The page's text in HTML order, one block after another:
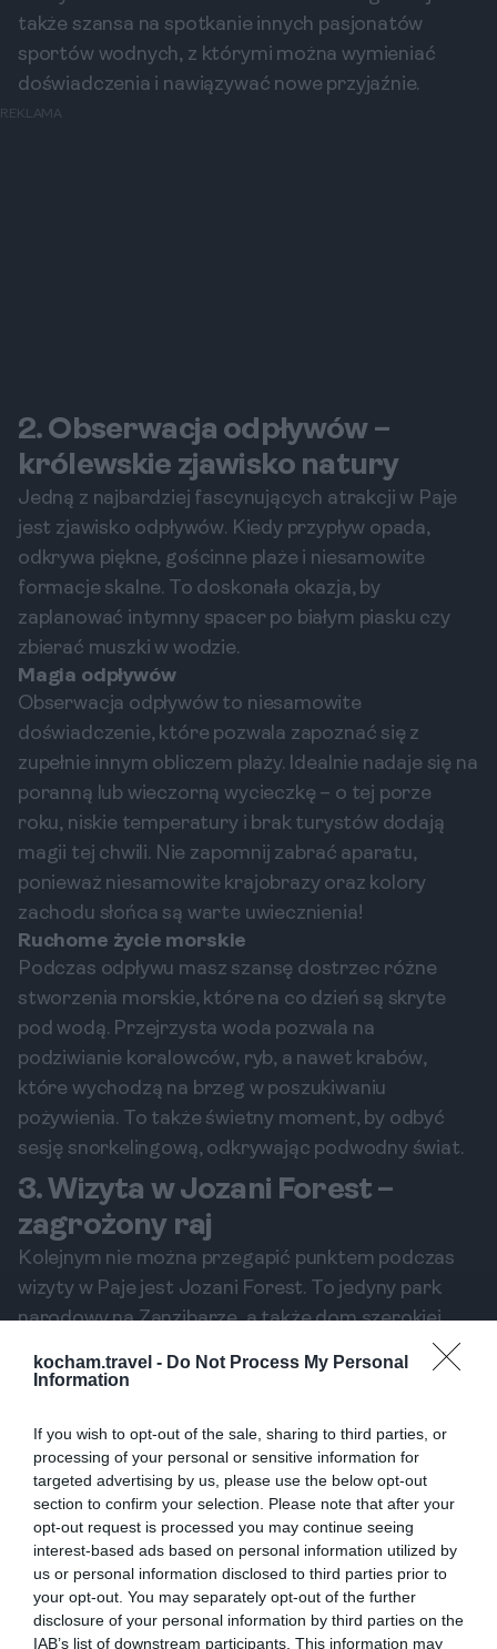
kocham.travel - Do Not Process My Personal
Information
If you wish to opt-out of the sale, sharing to third parties, or
processing of your personal or sensitive information for
targeted advertising by us, please use the below opt-out
section to confirm your selection. Please note that after your
opt-out request is processed you may continue seeing
interest-based ads based on personal information utilized by
us or personal information disclosed to third parties prior to
your opt-out. You may separately opt-out of the further
disclosure of your personal information by third parties on the
IAB’s list of downstream participants. This information may
także szansa na spotkanie innych pasjonatów
sportów wodnych, z którymi można wymieniać
doświadczenia i nawiązywać nowe przyjaźnie.
REKLAMA
2. Obserwacja odpływów –
królewskie zjawisko natury
Jedną z najbardziej fascynujących atrakcji w Paje
jest zjawisko odpływów. Kiedy przypływ opada,
odkrywa piękne, gościnne plaże i niesamowite
formacje skalne. To doskonała okazja, by
zaplanować intymny spacer po białym piasku czy
zbierać muszki w wodzie.
Magia odpływów
Obserwacja odpływów to niesamowite
doświadczenie, które pozwala zapoznać się z
zupełnie innym obliczem plaży. Idealnie nadaje się na
poranną lub wieczorną wycieczkę – o tej porze
roku, niskie temperatury i brak turystów dodają
magii tej chwili. Nie zapomnij zabrać aparatu,
ponieważ niesamowite krajobrazy oraz kolory
zachodu słońca są warte uwiecznienia!
Ruchome życie morskie
Podczas odpływu masz szansę dostrzec różne
stworzenia morskie, które na co dzień są skryte
pod wodą. Przejrzysta woda pozwala na
podziwianie koralowców, ryb, a nawet krabów,
które wychodzą na brzeg w poszukiwaniu
pożywienia. To także świetny moment, by odbyć
sesję snorkelingową, odkrywając podwodny świat.
3. Wizyta w Jozani Forest –
zagrożony raj
Kolejnym nie można przegapić punktem podczas
wizyty w Paje jest Jozani Forest. To jedyny park
narodowy na Zanzibarze, a także dom szerokiej
gamy endemicznych gatunków roślin i zwierząt.
Jozani jest znane z ochrony małp czerwonych oraz
nigdzie indziej.
Szlaki turystyczne w Jozani
W parku znajdują się liczne szlaki turystyczne
prowadzące przez magiczne, tropikalne lasy.
Wybierając się na spacer, możesz podziwiać
różnorodność fauny i flory, która cię otacza.
Przewodnicy zazwyczaj oferują ciekawe opowieści
na temat ekosystemu oraz lokalnych legend, co